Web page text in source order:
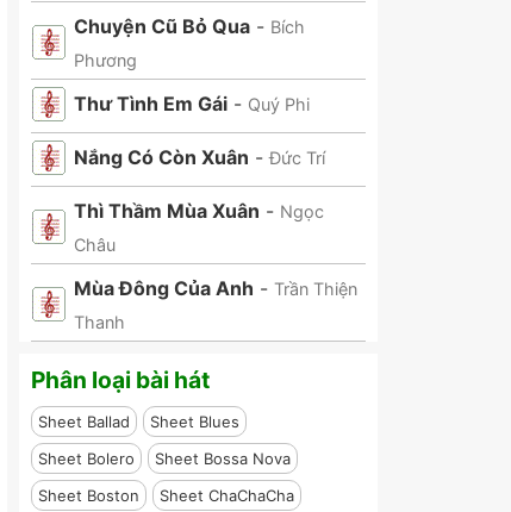
Chuyện Cũ Bỏ Qua - Bích
Phương
Thư Tình Em Gái - Quý Phi
Nắng Có Còn Xuân -Đức Trí
Thì Thầm Mùa Xuân - Ngọc
Châu
Mùa Đông Của Anh - Trần Thiện
Thanh
Phân loại bài hát
Sheet Ballad
Sheet Blues
Sheet Bolero
Sheet Bossa Nova
Sheet Boston
Sheet ChaChaCha